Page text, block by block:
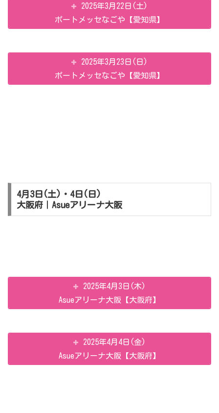
2025年3月22日(土)
ポートメッセなごや【愛知県】
2025年3月23日(日)
ポートメッセなごや【愛知県】
4月3日(土)・4日(日)
大阪府｜Asueアリーナ大阪
2025年4月3日(木)
Asueアリーナ大阪【大阪府】
2025年4月4日(金)
Asueアリーナ大阪【大阪府】